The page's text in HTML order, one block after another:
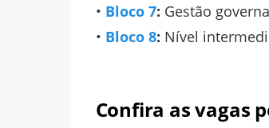
• Bloco 7: Gestão
• Bloco 8: Nível
Confira as vagas